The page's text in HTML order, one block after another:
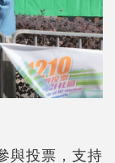
與投票，支持